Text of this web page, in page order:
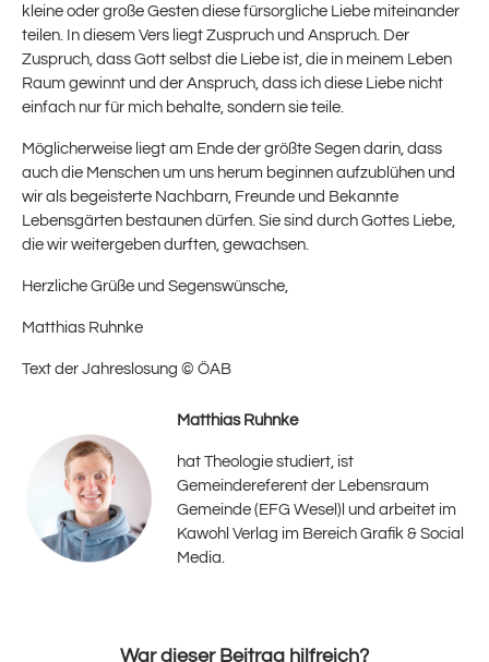
kleine oder große Gesten diese fürsorgliche Liebe miteinander
teilen. In diesem Vers liegt Zuspruch und Anspruch. Der
Zuspruch, dass Gott selbst die Liebe ist, die in meinem Leben
Raum gewinnt und der Anspruch, dass ich diese Liebe nicht
einfach nur für mich behalte, sondern sie teile.
Möglicherweise liegt am Ende der größte Segen darin, dass
auch die Menschen um uns herum beginnen aufzublühen und
wir als begeisterte Nachbarn, Freunde und Bekannte
Lebensgärten bestaunen dürfen. Sie sind durch Gottes Liebe,
die wir weitergeben durften, gewachsen.
Herzliche Grüße und Segenswünsche,
Matthias Ruhnke
Text der Jahreslosung © ÖAB
Matthias Ruhnke
hat Theologie studiert, ist
Gemeindereferent der Lebensraum
Gemeinde (EFG Wesel)l und arbeitet im
Kawohl Verlag im Bereich Grafik & Social
Media.
War dieser Beitrag hilfreich?